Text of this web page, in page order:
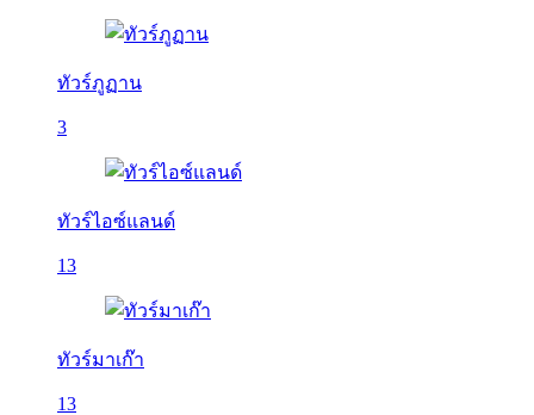
ทัวร์ภูฏาน
3
ทัวร์ไอซ์แลนด์
13
ทัวร์มาเก๊า
13